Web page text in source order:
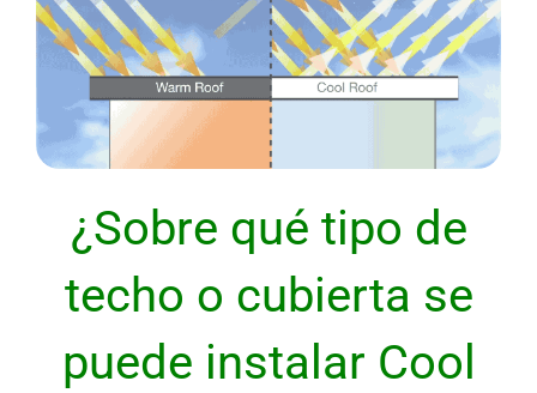
¿Sobre qué tipo de
techo o cubierta se
puede instalar Cool